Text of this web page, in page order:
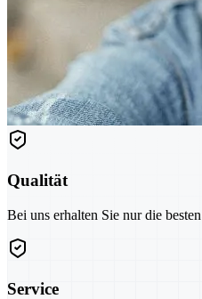
Qualität
Bei uns erhalten Sie nur die
Service